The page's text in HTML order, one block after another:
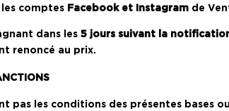
les comptes Facebook et Instagram de
dans les 5 jours suivant la
renoncé au prix.
pas les conditions des présentes bases